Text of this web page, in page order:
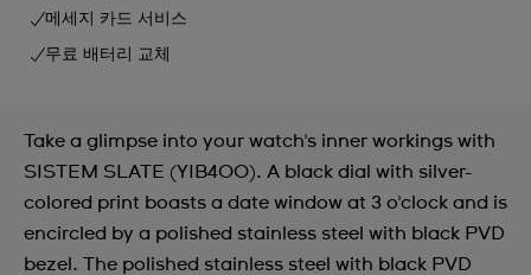
메세지 카드 서비스
무료 배터리 교체
Take a glimpse into your watch's inner workings with
SISTEM SLATE (YIB400). A black dial with silver-
colored print boasts a date window at 3 o'clock and is
encircled by a polished stainless steel with black PVD
bezel. The polished stainless steel with black PVD